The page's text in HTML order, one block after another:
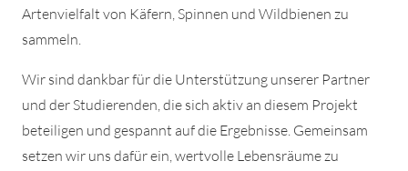
Artenvielfalt von Käfern, Spinnen und Wildbienen zu
sammeln.
Wir sind dankbar für die Unterstützung unserer Partner
und der Studierenden, die sich aktiv an diesem Projekt
beteiligen und gespannt auf die Ergebnisse. Gemeinsam
setzen wir uns dafür ein, wertvolle Lebensräume zu